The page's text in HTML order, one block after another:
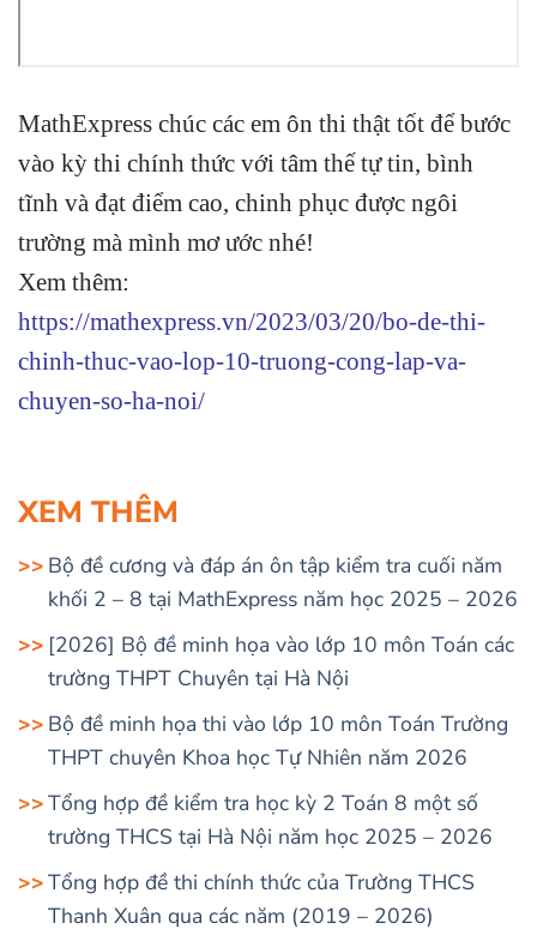
MathExpress chúc các em ôn thi thật tốt để bước
vào kỳ thi chính thức với tâm thế tự tin, bình
tĩnh và đạt điểm cao, chinh phục được ngôi
trường mà mình mơ ước nhé!
Xem thêm:
https://mathexpress.vn/2023/03/20/bo-de-thi-
chinh-thuc-vao-lop-10-truong-cong-lap-va-
chuyen-so-ha-noi/
XEM THÊM
Bộ đề cương và đáp án ôn tập kiểm tra cuối năm
khối 2 – 8 tại MathExpress năm học 2025 – 2026
[2026] Bộ đề minh họa vào lớp 10 môn Toán các
trường THPT Chuyên tại Hà Nội
Bộ đề minh họa thi vào lớp 10 môn Toán Trường
THPT chuyên Khoa học Tự Nhiên năm 2026
Tổng hợp đề kiểm tra học kỳ 2 Toán 8 một số
trường THCS tại Hà Nội năm học 2025 – 2026
Tổng hợp đề thi chính thức của Trường THCS
Thanh Xuân qua các năm (2019 – 2026)